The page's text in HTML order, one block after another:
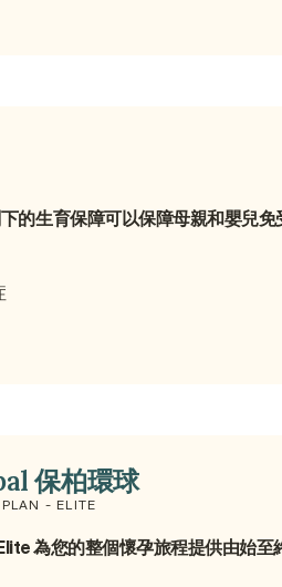
的生育保障可以保障母親和嬰兒免
保柏環球
- ELITE
為您的整個懷孕旅程提供由始至